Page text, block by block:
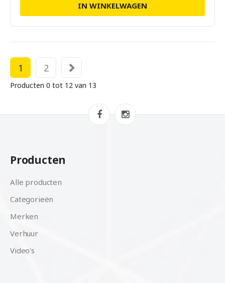
IN WINKELWAGEN
1 2
Producten 0 tot 12 van 13
Producten
Alle producten
Categorieën
Merken
Verhuur
Video's